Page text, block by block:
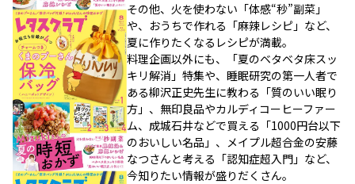
その他、火を使わない「体感“秒”副菜」
や、おうちで作れる「麻辣レシピ」など、
夏に作りたくなるレシピが満載。
料理企画以外にも、「夏のベタベタ床スッ
キリ解消」特集や、睡眠研究の第一人者で
ある柳沢正史先生に教わる「質のいい眠り
方」、無印良品やカルディコーヒーファー
ム、成城石井などで買える「1000円台以下
のおいしい名品」、メイプル超合金の安藤
なつさんと考える「認知症超入門」など、
今知りたい情報が盛りだくさん。